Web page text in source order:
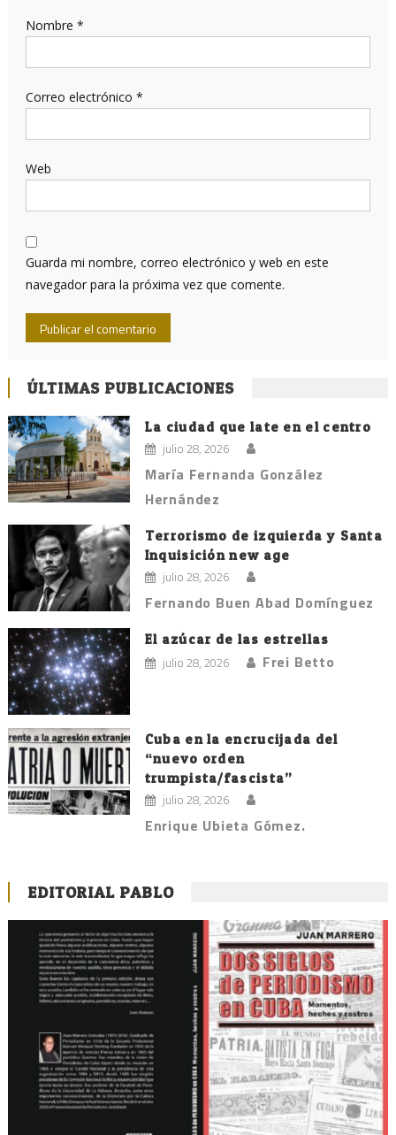
Nombre *
Correo electrónico *
Web
Guarda mi nombre, correo electrónico y web en este
navegador para la próxima vez que comente.
ÚLTIMAS PUBLICACIONES
La ciudad que late en el centro
julio 28, 2026
María Fernanda González
Hernández
Terrorismo de izquierda y Santa
Inquisición new age
julio 28, 2026
Fernando Buen Abad Domínguez
El azúcar de las estrellas
julio 28, 2026 Frei Betto
Cuba en la encrucijada del
“nuevo orden
trumpista/fascista”
julio 28, 2026
Enrique Ubieta Gómez.
EDITORIAL PABLO